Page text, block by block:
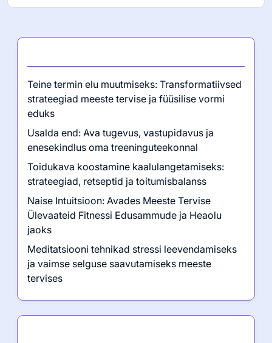
Teine termin elu muutmiseks: Transformatiivsed
strateegiad meeste tervise ja füüsilise vormi
eduks
Usalda end: Ava tugevus, vastupidavus ja
enesekindlus oma treeninguteekonnal
Toidukava koostamine kaalulangetamiseks:
strateegiad, retseptid ja toitumisbalanss
Naise Intuitsioon: Avades Meeste Tervise
Ülevaateid Fitnessi Edusammude ja Heaolu
jaoks
Meditatsiooni tehnikad stressi leevendamiseks
ja vaimse selguse saavutamiseks meeste
tervises